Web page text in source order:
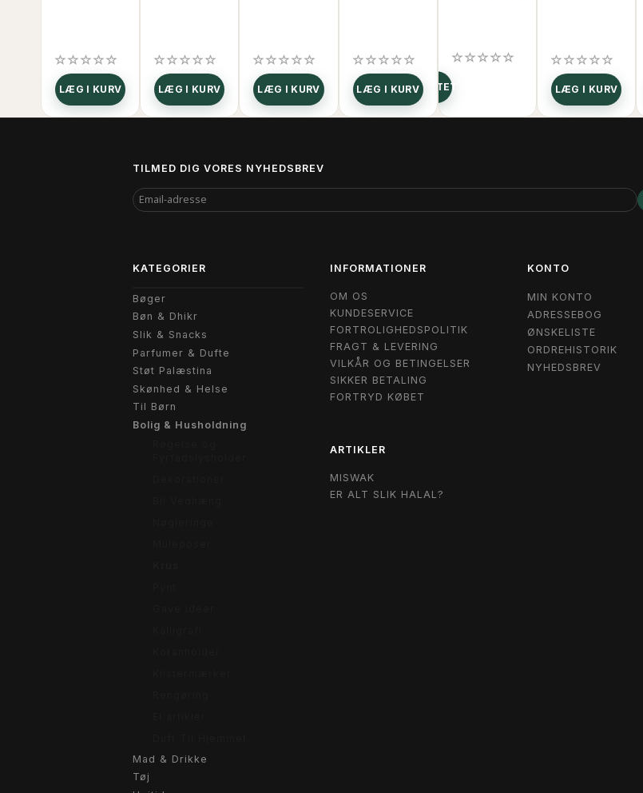
LÆG I KURV LÆG I KURV LÆG I KURV LÆG I KURV
SE PRODUKTET LÆG I KURV
TILMED DIG VORES NYHEDSBREV
EMAIL-
ADRESSE
KATEGORIER
Bøger
Bøn & Dhikr
Slik & Snacks
Parfumer & Dufte
Støt Palæstina
Skønhed & Helse
Til Børn
Bolig & Husholdning
Mad & Drikke
Tøj
INFORMATIONER
OM OS
KUNDESERVICE
FORTROLIGHEDSPOLITIK
FRAGT & LEVERING
VILKÅR OG BETINGELSER
SIKKER BETALING
FORTRYD KØBET
ARTIKLER
MISWAK
ER ALT SLIK HALAL?
KONTO
MIN KONTO
ADRESSEBOG
ØNSKELISTE
ORDREHISTORIK
NYHEDSBREV